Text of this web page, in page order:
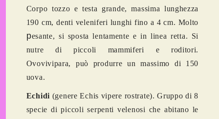
Corpo tozzo e testa grande, massima lunghezza
190 cm, denti veleniferi lunghi fino a 4 cm. Molto
pesante, si sposta lentamente e in linea retta. Si
nutre di piccoli mammiferi e roditori.
Ovovivipara, può produrre un massimo di 150
uova.
Echidi (genere Echis vipere rostrate). Gruppo di 8
specie di piccoli serpenti velenosi che abitano le